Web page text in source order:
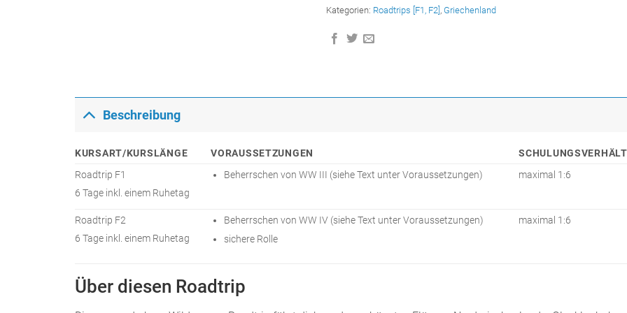
Kategorien: Roadtrips [F1, F2] Griechenland
Beschreibung
KURSART/KURSLÄNGE VORAUSSETZUNGEN
Roadtrip F1
6 Tage inkl. einem Ruhetag
Beherrschen von WW III (siehe Text unter Voraussetzungen) maximal 1:6
Roadtrip F2
6 Tage inkl. einem Ruhetag
Beherrschen von WW IV (siehe Text unter Voraussetzungen)
sichere Rolle
maximal 1:6
Über diesen Roadtrip